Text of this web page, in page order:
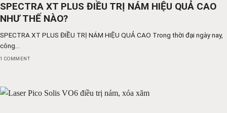
SPECTRA XT PLUS ĐIỀU TRỊ NÁM HIỆU QUẢ CAO
NHƯ THẾ NÀO?
SPECTRA XT PLUS ĐIỀU TRỊ NÁM HIỆU QUẢ CAO Trong thời đại ngày nay,
công...
1 COMMENT